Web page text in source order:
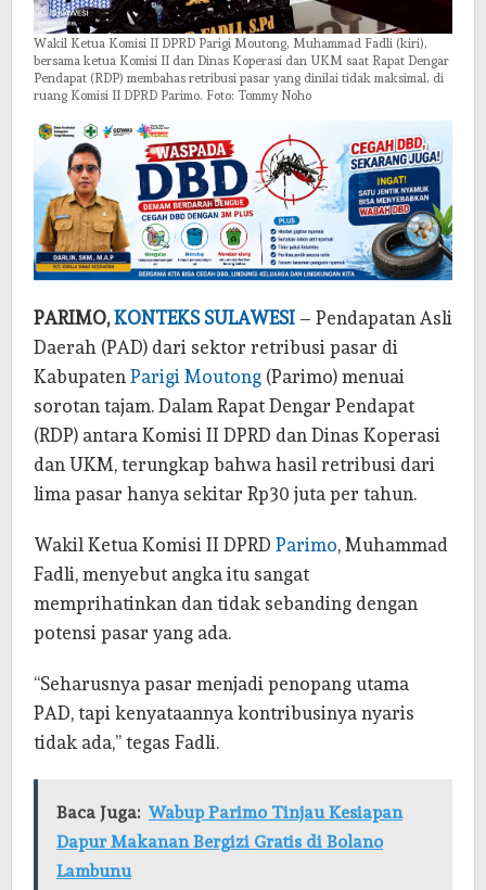
Wakil Ketua Komisi II DPRD Parigi Moutong, Muhammad Fadli (kiri),
bersama ketua Komisi II dan Dinas Koperasi dan UKM saat Rapat Dengar
Pendapat (RDP) membahas retribusi pasar yang dinilai tidak maksimal, di
ruang Komisi II DPRD Parimo. Foto: Tommy Noho
PARIMO,KONTEKS SULAWESI – Pendapatan Asli
Daerah (PAD) dari sektor retribusi pasar di
Kabupaten Parigi Moutong (Parimo) menuai
sorotan tajam. Dalam Rapat Dengar Pendapat
(RDP) antara Komisi II DPRD dan Dinas Koperasi
dan UKM, terungkap bahwa hasil retribusi dari
lima pasar hanya sekitar Rp30 juta per tahun.
Wakil Ketua Komisi II DPRD Parimo, Muhammad
Fadli, menyebut angka itu sangat
memprihatinkan dan tidak sebanding dengan
potensi pasar yang ada.
“Seharusnya pasar menjadi penopang utama
PAD, tapi kenyataannya kontribusinya nyaris
tidak ada,” tegas Fadli.
Baca Juga: Wabup Parimo Tinjau Kesiapan
Dapur Makanan Bergizi Gratis di Bolano
Lambunu